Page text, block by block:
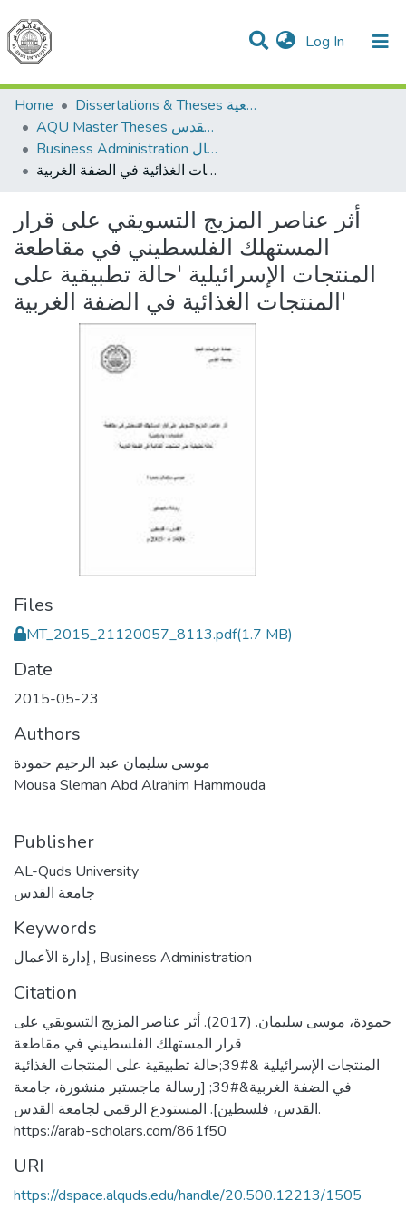
Log In (current)
Communities & Collections
All of DSpace
Home
Dissertations & Theses الرسائل الجامعية
AQU Master Theses الرسائل الجامعية الخاصة بجامعة القدس
Business Administration إدارة الاعمال
أثر عناصر المزيج التسويقي على قرار المستهلك الفلسطيني في مقاطعة المنتجات الإسرائيلية 'حالة تطبيقية على المنتجات الغذائية في الضفة الغربية'
أثر عناصر المزيج التسويقي على قرار
المستهلك الفلسطيني في مقاطعة
المنتجات الإسرائيلية 'حالة تطبيقية على
المنتجات الغذائية في الضفة الغربية'
Files
MT_2015_21120057_8113.pdf(1.7 MB)
Date
2015-05-23
Authors
موسى سليمان عبد الرحيم حمودة
Mousa Sleman Abd Alrahim Hammouda
Publisher
AL-Quds University
جامعة القدس
Keywords
, Business Administration
Citation
حمودة، موسى سليمان. (2017). أثر عناصر المزيج التسويقي على
قرار المستهلك الفلسطيني في مقاطعة
المنتجات الإسرائيلية &#39;حالة تطبيقية على المنتجات الغذائية
في الضفة الغربية&#39; [رسالة ماجستير منشورة، جامعة
القدس، فلسطين]. المستودع الرقمي لجامعة القدس.
https://arab-scholars.com/861f50
URI
https://dspace.alquds.edu/handle/20.500.12213/1505